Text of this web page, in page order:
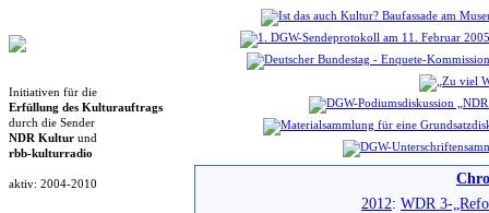
Initiativen für die
Erfüllung des Kulturauftrags
durch die Sender
NDR Kultur und
rbb-kulturradio
aktiv: 2004-2010
2012: WDR 3-